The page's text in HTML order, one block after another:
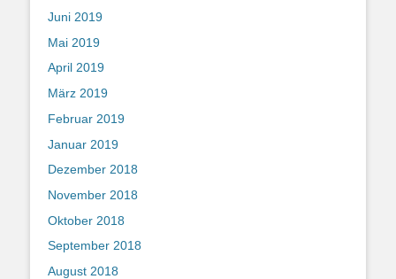
Juni 2019
Mai 2019
April 2019
März 2019
Februar 2019
Januar 2019
Dezember 2018
November 2018
Oktober 2018
September 2018
August 2018